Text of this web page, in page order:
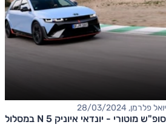
יואל פלרמן, 28/03/2024
סופ"ש מוטורי - יונדאי איוניק 5 N במסלול